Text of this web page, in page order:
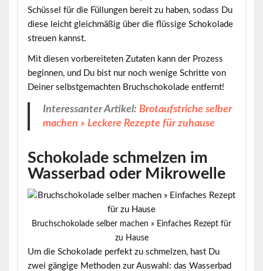
Schüssel für die Füllungen bereit zu haben, sodass Du
diese leicht gleichmäßig über die flüssige Schokolade
streuen kannst.
Mit diesen vorbereiteten Zutaten kann der Prozess
beginnen, und Du bist nur noch wenige Schritte von
Deiner selbstgemachten Bruchschokolade entfernt!
Interessanter Artikel:Brotaufstriche selber
machen » Leckere Rezepte für zuhause
Schokolade schmelzen im
Wasserbad oder Mikrowelle
Bruchschokolade selber machen » Einfaches Rezept für
zu Hause
Um die Schokolade perfekt zu schmelzen, hast Du
zwei gängige Methoden zur Auswahl: das Wasserbad